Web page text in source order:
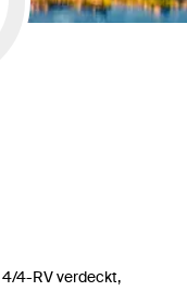
4/4-RV verdeckt,